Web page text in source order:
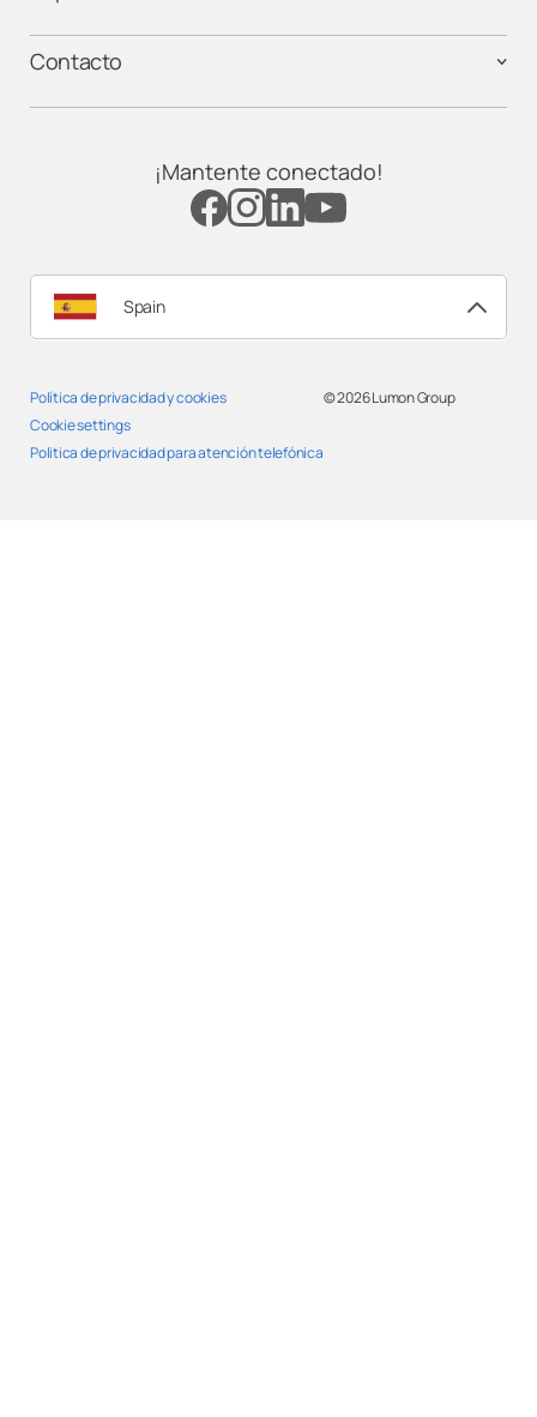
Contacto
¡Mantente conectado!
Spain
Política de privacidad y cookies
Cookie settings
Politica de privacidad para atención telefónica
© 2026Lumon Group